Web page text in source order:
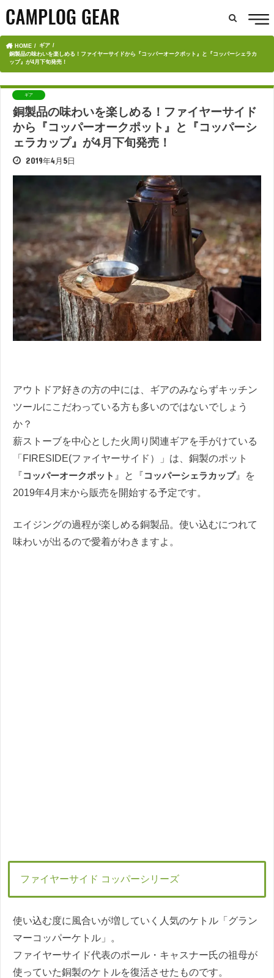
HOME
ギア
銅製品の味わいを楽しめる！ファイヤーサイドから『コッパーオークポット』と『コッパーシェラカ
ップ』が4月下旬発売！
ギア
銅製品の味わいを楽しめる！ファイヤーサイド
から『コッパーオークポット』と『コッパーシ
ェラカップ』が4月下旬発売！
2019年4月5日
アウトドア好きの方の中には、ギアのみならずキッチン
ツールにこだわっている方も多いのではないでしょう
か？
薪ストーブを中心とした火周り関連ギアを手がけている
「FIRESIDE(ファイヤーサイド）」は、銅製のポット
『コッパーオークポット 』と『コッパーシェラカップ』を
2019年4月末から販売を開始する予定です。
エイジングの過程が楽しめる銅製品。使い込むにつれて
味わいが出るので愛着がわきますよ。
ファイヤーサイド コッパーシリーズ
使い込む度に風合いが増していく人気のケトル「グラン
マーコッパーケトル」。
ファイヤーサイド代表のポール・キャスナー氏の祖母が
使っていた銅製のケトルを復活させたものです。